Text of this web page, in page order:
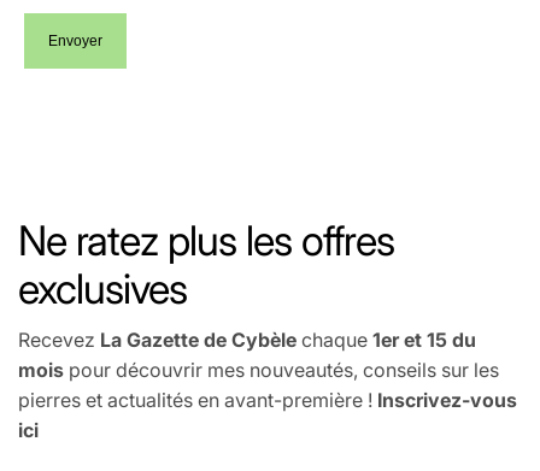
Envoyer
Ne ratez plus les offres
exclusives
Recevez La Gazette de Cybèle chaque 1er et 15 du
mois pour découvrir mes nouveautés, conseils sur les
pierres et actualités en avant-première ! Inscrivez-vous
ici